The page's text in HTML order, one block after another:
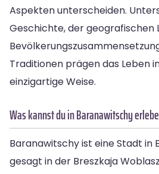
Aspekten unterscheiden.
Geschichte, der geografischen
Traditionen prägen das Leben
einzigartige Weise.
Was kannst du in Baranawitschy
Baranawitschy ist eine Stadt in
gesagt in der Breszkaja